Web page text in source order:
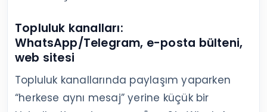
Topluluk kanalları:
WhatsApp/Telegram, e-posta bülteni,
web sitesi
Topluluk kanallarında paylaşım yaparken
“herkese aynı mesaj” yerine küçük bir